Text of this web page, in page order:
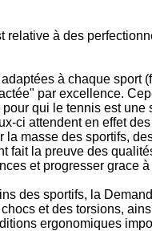
relative à des
à chaque sport
par excellence.
qui le tennis est
ci attendent en effet
la masse des sportifs,
fait la preuve des
et progresser grace
des sportifs, la
et des torsions,
ergonomiques